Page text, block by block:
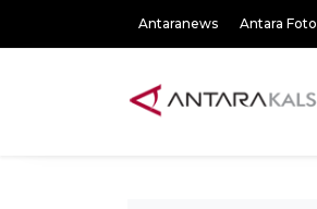
Antaranews Antara Foto